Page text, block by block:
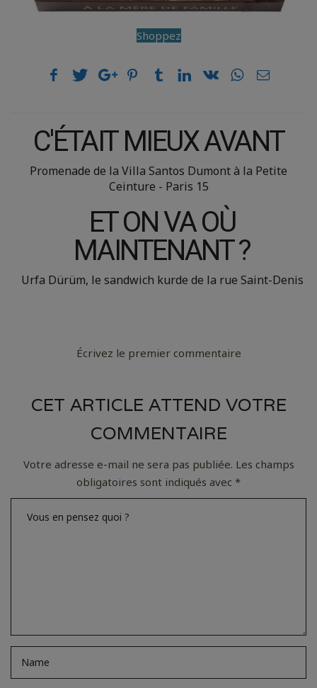
Shoppez
C'ÉTAIT MIEUX AVANT
Promenade de la Villa Santos Dumont à la Petite
Ceinture - Paris 15
ET ON VA OÙ
MAINTENANT ?
Urfa Dürüm, le sandwich kurde de la rue Saint-Denis
Écrivez le premier commentaire
CET ARTICLE ATTEND VOTRE
COMMENTAIRE
Votre adresse e-mail ne sera pas publiée. Les champs
obligatoires sont indiqués avec *